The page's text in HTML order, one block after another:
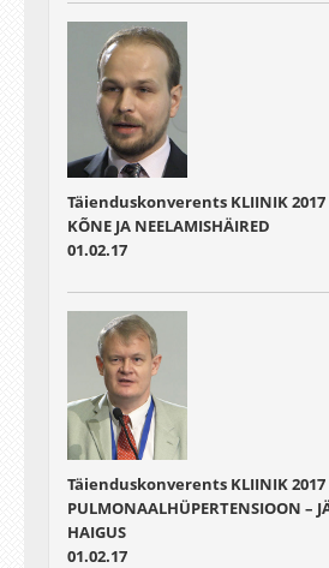
Täienduskonverents KLIINIK 2017
KÕNE JA NEELAMISHÄIRED
01.02.17
Täienduskonverents KLIINIK 2017
PULMONAALHÜPERTENSIOON –
HAIGUS
01.02.17